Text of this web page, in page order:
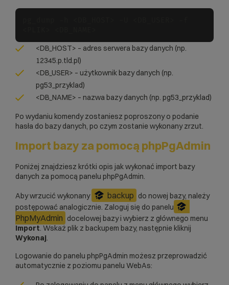
<DB_HOST> – adres serwera bazy danych (np.
12345.p.tld.pl)
<DB_USER> – użytkownik bazy danych (np.
pg53_przyklad)
<DB_NAME> – nazwa bazy danych (np. pg53_przyklad)
Po wydaniu komendy zostaniesz poproszony o podanie
hasła do bazy danych, po czym zostanie wykonany zrzut.
Import bazy za pomocą phpPgAdmin
Poniżej znajdziesz krótki opis jak wykonać import bazy
danych za pomocą panelu phpPgAdmin.
Aby wrzucić wykonany backup do nowej bazy, należy
postępować analogicznie. Zaloguj się do panelu
PhpMyAdmin docelowej bazy i wybierz z głównego menu
Import. Wskaż plik z backupem bazy, następnie kliknij
Wykonaj.
Logowanie do panelu phpPgAdmin możesz przeprowadzić
automatycznie z poziomu panelu WebAs: